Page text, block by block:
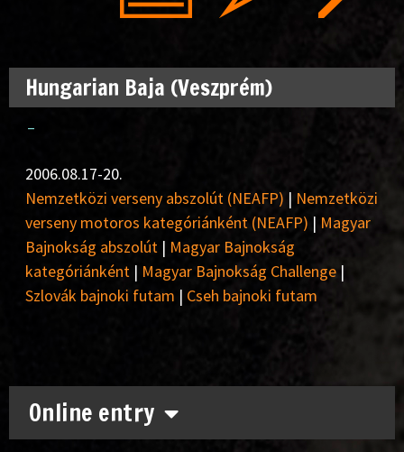
Online entry
Hungarian Baja (Veszprém)
–
2006.08.17-20.
Nemzetközi verseny abszolút (NEAFP) | Nemzetközi
verseny motoros kategóriánként (NEAFP) | Magyar
Bajnokság abszolút | Magyar Bajnokság
kategóriánként | Magyar Bajnokság Challenge |
Szlovák bajnoki futam | Cseh bajnoki futam